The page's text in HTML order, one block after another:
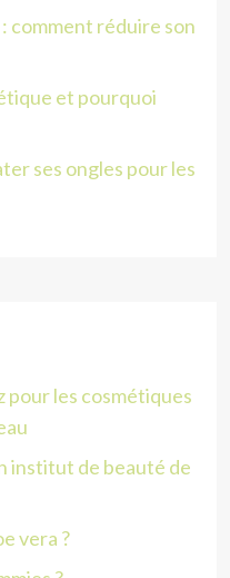
comment réduire son
et pourquoi
ses ongles pour les
pour les cosmétiques
institut de beauté de
vera ?